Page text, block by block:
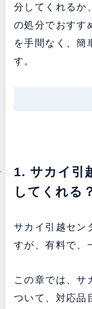
分してくれるか
の処分でおすす
を手間なく、簡
す。
1. サカイ引
してくれる
サカイ引越セン
すが、有料で、
この章では、サ
ついて、対応品